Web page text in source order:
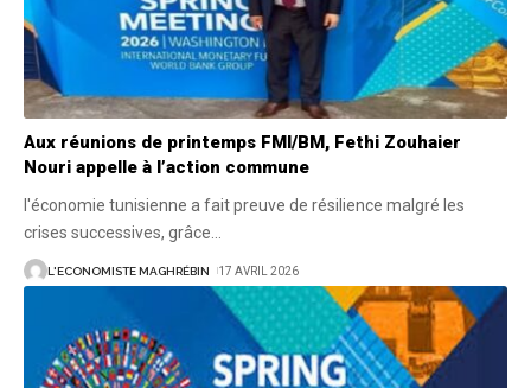
Aux réunions de printemps FMI/BM, Fethi Zouhaier
Nouri appelle à l’action commune
l'économie tunisienne a fait preuve de résilience malgré les
crises successives, grâce
L'ECONOMISTE MAGHRÉBIN 17 AVRIL 2026